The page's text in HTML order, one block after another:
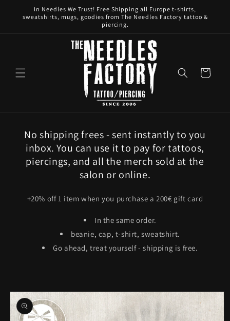
Skip to
content
In Needles We Trust! Free Shipping all Europe t-shirts,
sweatshirts, mugs, goodies from The Needles Factory tattoo &
piercing.
Cart
No shipping frees - sent instantly to you
inbox. You can use it to pay for tattoos,
piercings, and all the merch sold at the
salon or online.
+20% off 1 item when you purchase a 200€ gift card
In the same order.
beanie, cap, t-shirt, sweatshirt.
Go ahead, treat yourself - shipping is free.
Skip to
product
information